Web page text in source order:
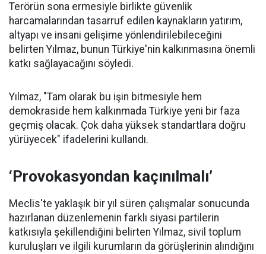
Terörün sona ermesiyle birlikte güvenlik
harcamalarından tasarruf edilen kaynakların yatırım,
altyapı ve insani gelişime yönlendirilebileceğini
belirten Yılmaz, bunun Türkiye'nin kalkınmasına önemli
katkı sağlayacağını söyledi.
Yılmaz, "Tam olarak bu işin bitmesiyle hem
demokraside hem kalkınmada Türkiye yeni bir faza
geçmiş olacak. Çok daha yüksek standartlara doğru
yürüyecek" ifadelerini kullandı.
‘Provokasyondan kaçınılmalı’
Meclis'te yaklaşık bir yıl süren çalışmalar sonucunda
hazırlanan düzenlemenin farklı siyasi partilerin
katkısıyla şekillendiğini belirten Yılmaz, sivil toplum
kuruluşları ve ilgili kurumların da görüşlerinin alındığını